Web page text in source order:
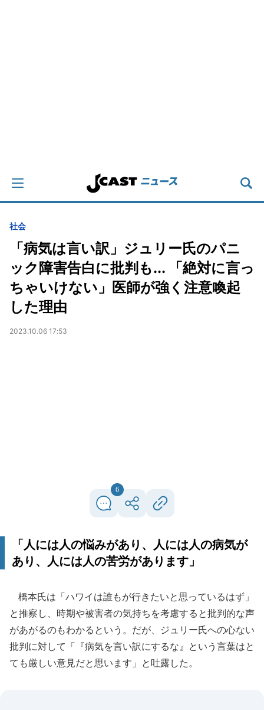
社会
「病気は言い訳」ジュリー氏のパニ
ック障害告白に批判も... 「絶対に言っ
ちゃいけない」医師が強く注意喚起
した理由
2023.10.06 17:53
6
「人には人の悩みがあり、人には人の病気が
あり、人には人の苦労があります」
橋本氏は「ハワイは誰もが行きたいと思っているはず」
と推察し、時期や被害者の気持ちを考慮すると批判的な声
があがるのもわかるという。だが、ジュリー氏への心ない
批判に対して「『病気を言い訳にするな』という言葉はと
ても厳しい意見だと思います」と吐露した。